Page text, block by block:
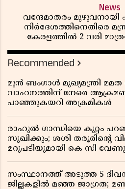
News
വന്ദേമാതരം മുഴുവനായി
നിർദേശത്തിനെതിരെ
കേരളത്തിൽ 2 വരി
Recommended
മുൻ ബംഗാൾ മുഖ്യമന്ത്രി
വാഹനത്തിന് നേരെ
പാഞ്ഞുകയറി അക്രമികൾ
രാഹുൽ ഗാന്ധിയെ കുറ്റം
സുഖിക്കും; ശശി തരൂരിന്റെ
മറുപടിയുമായി കെ സി
സംസ്ഥാനത്ത് അടുത്ത 5
ജില്ലകളിൽ മഞ്ഞ ജാഗ്രത;